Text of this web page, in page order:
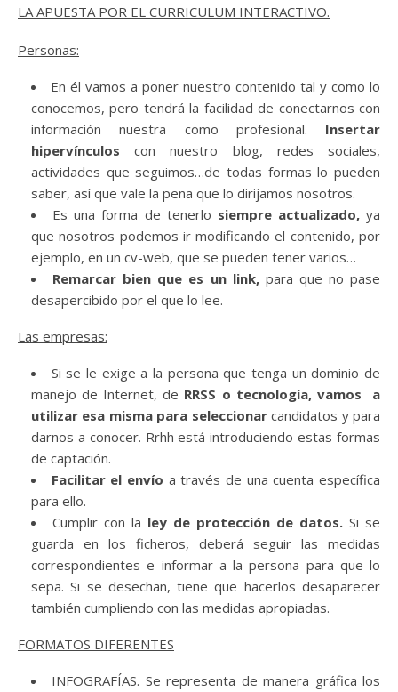
LA APUESTA POR EL CURRICULUM INTERACTIVO.
Personas:
En él vamos a poner nuestro contenido tal y como lo
conocemos, pero tendrá la facilidad de conectarnos con
información nuestra como profesional. Insertar
hipervínculoscon nuestro blog, redes sociales,
actividades que seguimos…de todas formas lo pueden
saber, así que vale la pena que lo dirijamos nosotros.
Es una forma de tenerlo siempre actualizado,ya
que nosotros podemos ir modificando el contenido, por
ejemplo, en un cv-web, que se pueden tener varios…
Remarcar bien que es un link,para que no pase
desapercibido por el que lo lee.
Las empresas:
Si se le exige a la persona que tenga un dominio de
manejo de Internet, de RRSS o tecnología, vamos a
utilizar esa misma para seleccionarcandidatos y para
darnos a conocer. Rrhh está introduciendo estas formas
de captación.
Facilitar el envío a través de una cuenta específica
para ello.
Cumplir con la ley de protección de datos. Si se
guarda en los ficheros, deberá seguir las medidas
correspondientes e informar a la persona para que lo
sepa. Si se desechan, tiene que hacerlos desaparecer
también cumpliendo con las medidas apropiadas.
FORMATOS DIFERENTES
INFOGRAFÍAS. Se representa de manera gráfica los